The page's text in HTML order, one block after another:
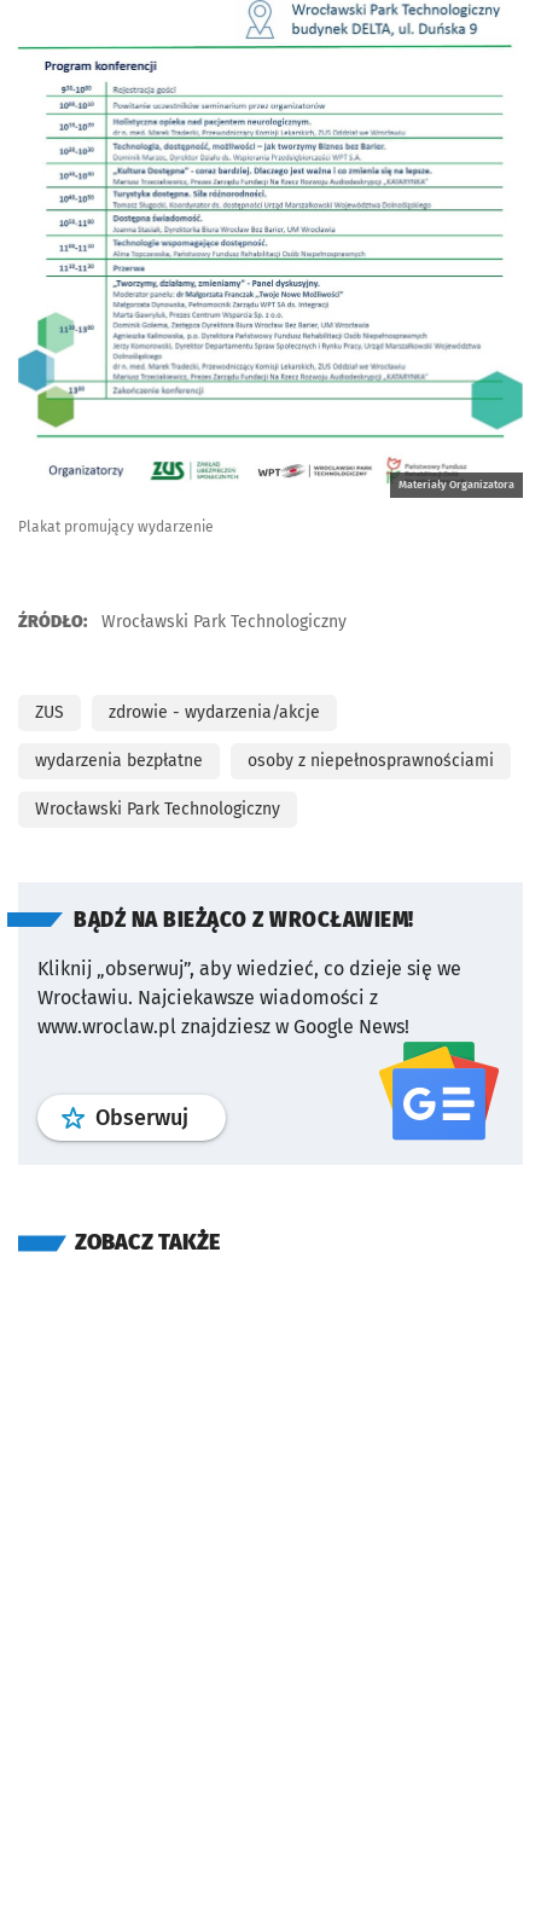
Materiały Organizatora
Plakat promujący wydarzenie
ŹRÓDŁO: Wrocławski Park Technologiczny
ZUS zdrowie - wydarzenia/akcje
wydarzenia bezpłatne osoby z niepełnosprawnościami
Wrocławski Park Technologiczny
BĄDŹ NA BIEŻĄCO Z WROCŁAWIEM!
Kliknij „obserwuj”, aby wiedzieć, co dzieje się we
Wrocławiu. Najciekawsze wiadomości z
www.wroclaw.pl znajdziesz w Google News!
Obserwuj profil serwisu
ZOBACZ TAKŻE